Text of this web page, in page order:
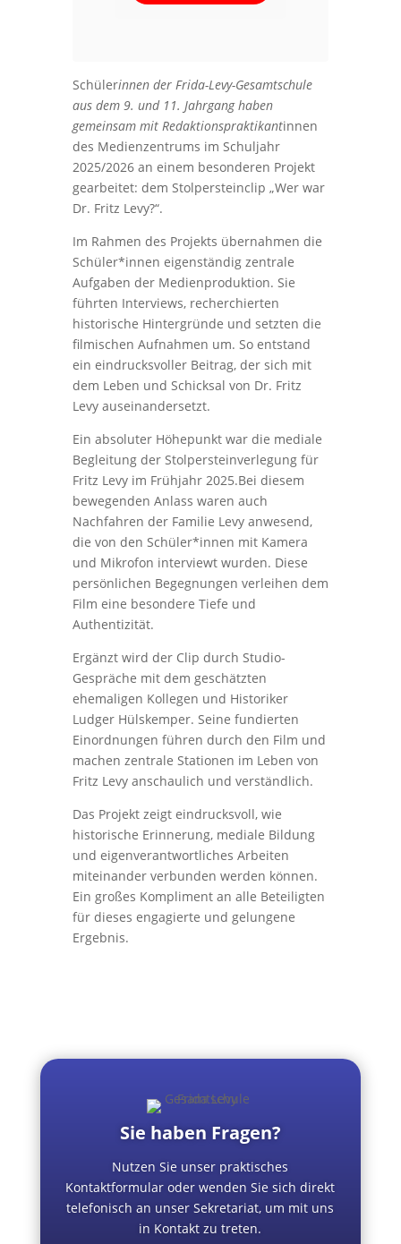
Schülerinnen der Frida-Levy-Gesamtschule
aus dem 9. und 11. Jahrgang haben
gemeinsam mit Redaktionspraktikantinnen
des Medienzentrums im Schuljahr
2025/2026 an einem besonderen Projekt
gearbeitet: dem Stolpersteinclip „Wer war
Dr. Fritz Levy?“.
Im Rahmen des Projekts übernahmen die
Schüler*innen eigenständig zentrale
Aufgaben der Medienproduktion. Sie
führten Interviews, recherchierten
historische Hintergründe und setzten die
filmischen Aufnahmen um. So entstand
ein eindrucksvoller Beitrag, der sich mit
dem Leben und Schicksal von Dr. Fritz
Levy auseinandersetzt.
Ein absoluter Höhepunkt war die mediale
Begleitung der Stolpersteinverlegung für
Fritz Levy im Frühjahr 2025.Bei diesem
bewegenden Anlass waren auch
Nachfahren der Familie Levy anwesend,
die von den Schüler*innen mit Kamera
und Mikrofon interviewt wurden. Diese
persönlichen Begegnungen verleihen dem
Film eine besondere Tiefe und
Authentizität.
Ergänzt wird der Clip durch Studio-
Gespräche mit dem geschätzten
ehemaligen Kollegen und Historiker
Ludger Hülskemper. Seine fundierten
Einordnungen führen durch den Film und
machen zentrale Stationen im Leben von
Fritz Levy anschaulich und verständlich.
Das Projekt zeigt eindrucksvoll, wie
historische Erinnerung, mediale Bildung
und eigenverantwortliches Arbeiten
miteinander verbunden werden können.
Ein großes Kompliment an alle Beteiligten
für dieses engagierte und gelungene
Ergebnis.
Sie haben Fragen?
Nutzen Sie unser praktisches
Kontaktformular oder wenden Sie sich direkt
telefonisch an unser Sekretariat, um mit uns
in Kontakt zu treten.